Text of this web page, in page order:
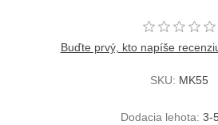
Buďte prvý, kto napíše
SKU: MK55
Dodacia lehota: 3-